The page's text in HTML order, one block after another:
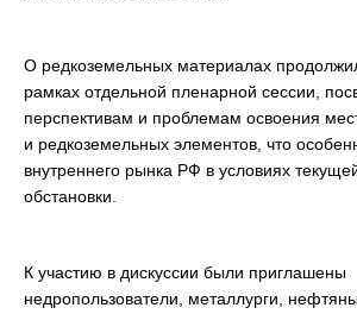
О редкоземельных материалах
рамках отдельной пленарной сессии,
перспективам и проблемам освоения
и редкоземельных элементов, что
внутреннего рынка РФ в условиях
обстановки.
К участию в дискуссии были приглашены
недропользователи, металлурги,